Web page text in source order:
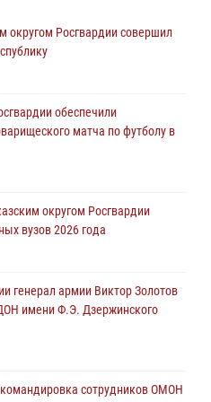
в Главном военном
Росгвардией» прошла в
участниками пресс-
оружия
Росгвардии совершил
обеспечили
матча по футболу в
округом Росгвардии
вузов 2026 года
генерал армии Виктор Золотов
имени Ф.Э. Дзержинского
сотрудников ОМОН